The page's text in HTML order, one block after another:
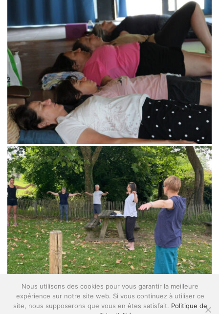
Nous utilisons des cookies pour vous garantir la meilleure
expérience sur notre site web. Si vous continuez à utiliser ce
site, nous supposerons que vous en êtes satisfait. Politique de